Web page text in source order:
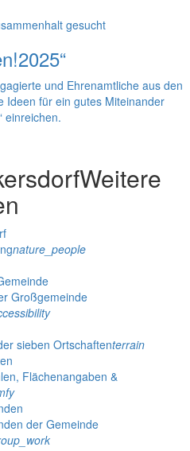
gesucht
und Ehrenamtliche aus den
Ideen für ein gutes Miteinander
einreichen.
Weitere
nature_people
Großgemeinde
sieben Ortschaftenterrain
Flächenangaben &
der Gemeinde